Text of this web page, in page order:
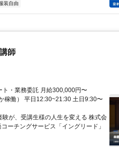
装自由
師
ト・業務委託 月給300,000円〜
稼働） 平日12:30~21:30 土日9:30〜
が、受講生様の人生を変える 株式会
ーチングサービス「イングリード」